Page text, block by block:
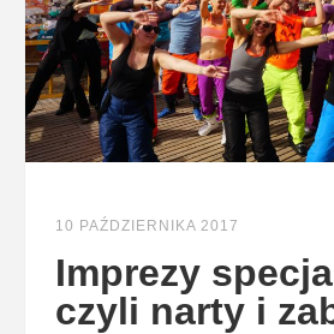
10 PAŹDZIERNIKA 2017
Imprezy
czyli narty i